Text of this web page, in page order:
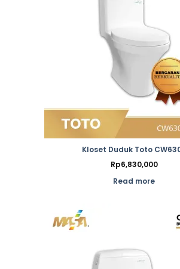
Kloset Duduk Toto
Rp6,830,000
Read more